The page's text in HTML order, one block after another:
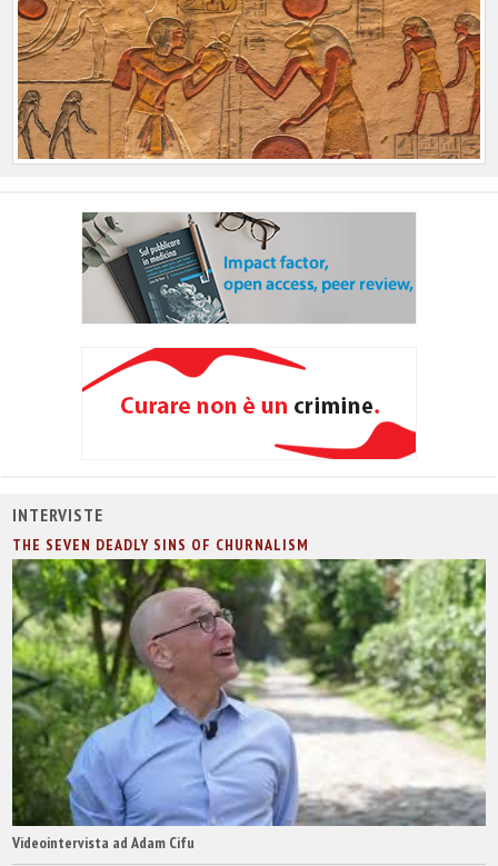
INTERVISTE
THE SEVEN DEADLY SINS OF CHURNALISM
Videointervista ad Adam Cifu